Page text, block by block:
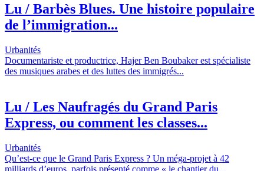
Lu / Barbès Blues. Une histoire populaire
de l’immigration...
Urbanités
Documentariste et productrice, Hajer Ben Boubaker est spécialiste
des musiques arabes et des luttes des immigrés...
Lu / Les Naufragés du Grand Paris
Express, ou comment les classes...
Urbanités
Qu’est-ce que le Grand Paris Express ? Un méga-projet à 42
milliards d’euros, parfois présenté comme « le chantier du...